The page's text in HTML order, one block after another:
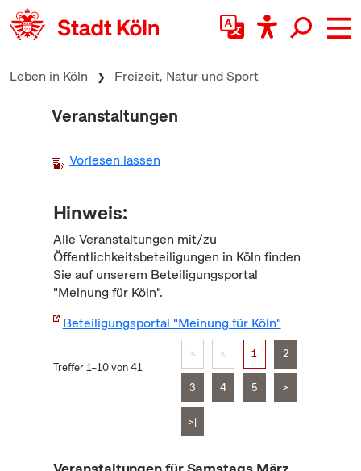
zum Inhalt springen
Leben in Köln Freizeit, Natur und Sport
Veranstaltungen
Vorlesen lassen
Hinweis:
Alle Veranstaltungen mit/zu
Öffentlichkeitsbeteiligungen in Köln finden
Sie auf unserem Beteiligungsportal
"Meinung für Köln".
Beteiligungsportal "Meinung für Köln"
Treffer 1–10 von 41
|< < 1 2
3 4 5 >
>|